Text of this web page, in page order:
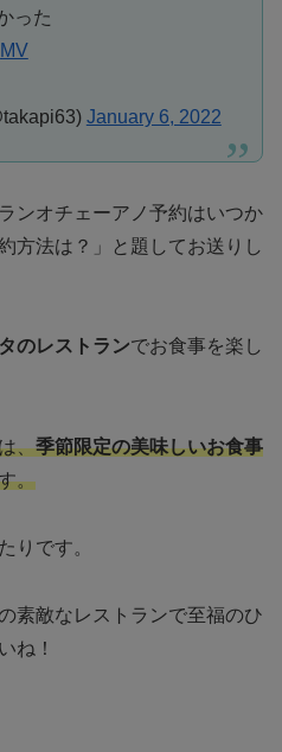
った
January 6, 2022
ンオチェーアノ予約はいつか
方法は？」と題してお送りし
のレストランでお食事を楽し
、季節限定の美味しいお食事
。
りです。
素敵なレストランで至福のひ
ね！